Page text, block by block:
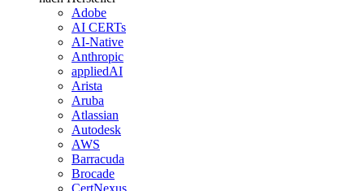
Adobe
AI CERTs
AI-Native
Anthropic
appliedAI
Arista
Aruba
Atlassian
Autodesk
AWS
Barracuda
Brocade
CertNexus